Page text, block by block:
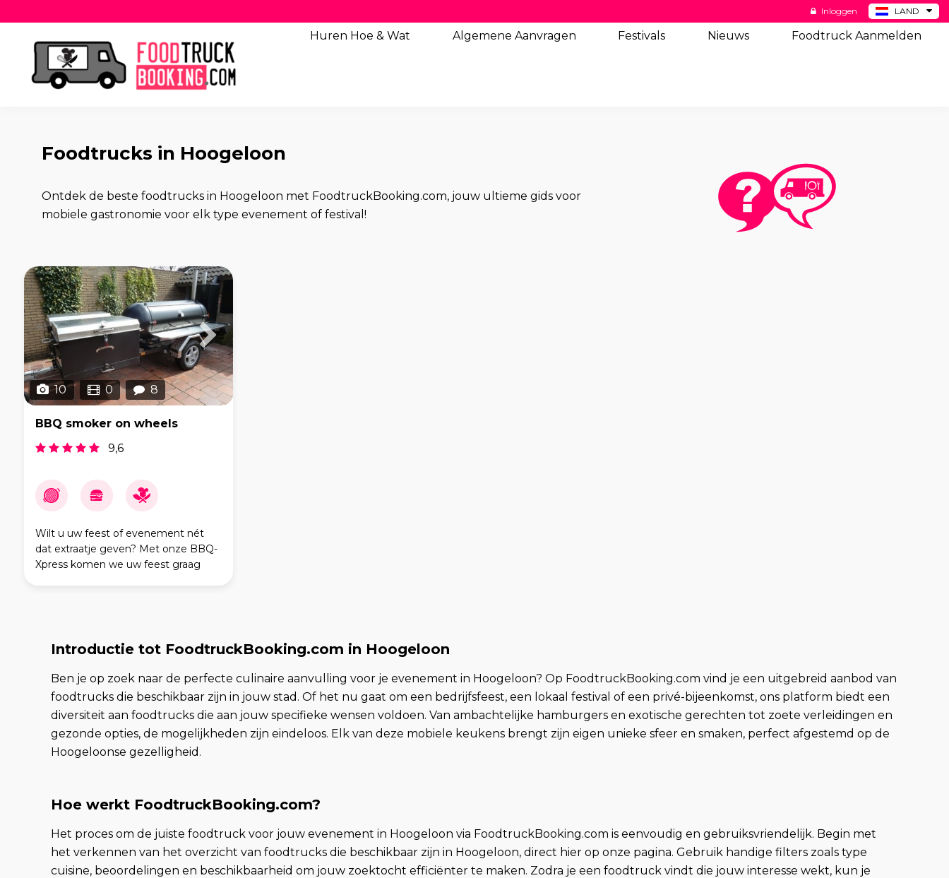
LAND
BE
Inloggen
Huren Hoe & Wat Algemene Aanvragen Festivals Nieuws Foodtruck Aanmelden
Foodtrucks in Hoogeloon
Ontdek de beste foodtrucks in Hoogeloon met FoodtruckBooking.com, jouw ultieme gids voor
mobiele gastronomie voor elk type evenement of festival!
10 0 8
BBQ smoker on wheels
9,6
Wilt u uw feest of evenement nét
dat extraatje geven? Met onze BBQ-
Xpress komen we uw feest graag
Introductie tot FoodtruckBooking.com in Hoogeloon
Ben je op zoek naar de perfecte culinaire aanvulling voor je evenement in Hoogeloon? Op FoodtruckBooking.com vind je een uitgebreid aanbod van
foodtrucks die beschikbaar zijn in jouw stad. Of het nu gaat om een bedrijfsfeest, een lokaal festival of een privé-bijeenkomst, ons platform biedt een
diversiteit aan foodtrucks die aan jouw specifieke wensen voldoen. Van ambachtelijke hamburgers en exotische gerechten tot zoete verleidingen en
gezonde opties, de mogelijkheden zijn eindeloos. Elk van deze mobiele keukens brengt zijn eigen unieke sfeer en smaken, perfect afgestemd op de
Hoogeloonse gezelligheid.
Hoe werkt FoodtruckBooking.com?
Het proces om de juiste foodtruck voor jouw evenement in Hoogeloon via FoodtruckBooking.com is eenvoudig en gebruiksvriendelijk. Begin met
het verkennen van het overzicht van foodtrucks die beschikbaar zijn in Hoogeloon, direct hier op onze pagina. Gebruik handige filters zoals type
cuisine, beoordelingen en beschikbaarheid om jouw zoektocht efficiënter te maken. Zodra je een foodtruck vindt die jouw interesse wekt, kun je